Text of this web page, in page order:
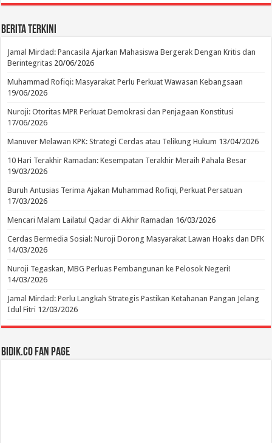
Berita Terkini
Jamal Mirdad: Pancasila Ajarkan Mahasiswa Bergerak Dengan Kritis dan
Berintegritas 20/06/2026
Muhammad Rofiqi: Masyarakat Perlu Perkuat Wawasan Kebangsaan
19/06/2026
Nuroji: Otoritas MPR Perkuat Demokrasi dan Penjagaan Konstitusi
17/06/2026
Manuver Melawan KPK: Strategi Cerdas atau Telikung Hukum 13/04/2026
10 Hari Terakhir Ramadan: Kesempatan Terakhir Meraih Pahala Besar
19/03/2026
Buruh Antusias Terima Ajakan Muhammad Rofiqi, Perkuat Persatuan
17/03/2026
Mencari Malam Lailatul Qadar di Akhir Ramadan 16/03/2026
Cerdas Bermedia Sosial: Nuroji Dorong Masyarakat Lawan Hoaks dan DFK
14/03/2026
Nuroji Tegaskan, MBG Perluas Pembangunan ke Pelosok Negeri!
14/03/2026
Jamal Mirdad: Perlu Langkah Strategis Pastikan Ketahanan Pangan Jelang
Idul Fitri 12/03/2026
BIDIK.CO Fan Page